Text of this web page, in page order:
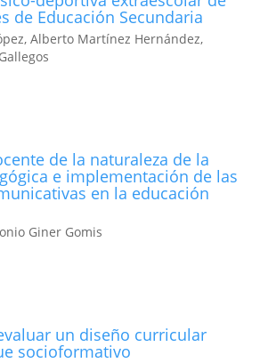
de Educación Secundaria
Alberto Martínez Hernández,
de la naturaleza de la
e implementación de las
en la educación
Giner Gomis
un diseño curricular
socioformativo